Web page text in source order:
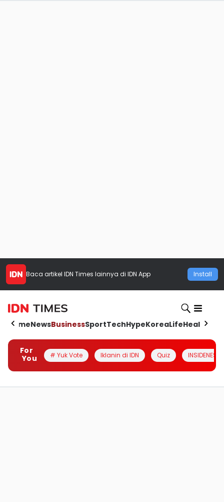
Baca artikel IDN Times lainnya di IDN App Install
HomeNewsBusinessSportTechHypeKoreaLifeHealth
For
You
# Yuk Vote Iklanin di IDN Quiz INSIDENESIA